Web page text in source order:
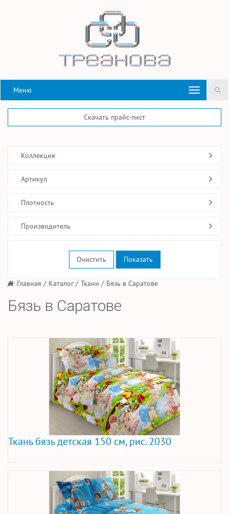
Меню
Скачать прайс-лист
/ Главная / Каталог/ Ткани / Бязь в Саратове
Бязь в Саратове
Ткань бязь детская 150 см, рис. 2030
Коллекция
Артикул
Плотность
Производитель
Очистить